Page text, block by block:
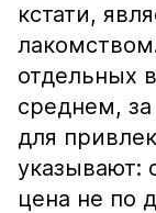
кстати,
отдельных
среднем,
для
указывают:
цена не по